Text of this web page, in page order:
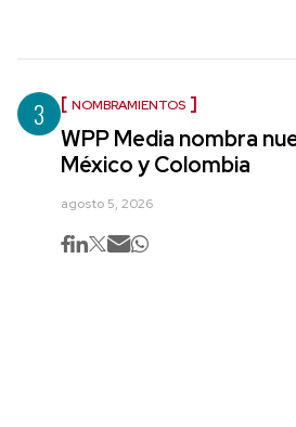
3 NOMBRAMIENTOS
WPP Media nombra
México y Colombia
agosto 5, 2026